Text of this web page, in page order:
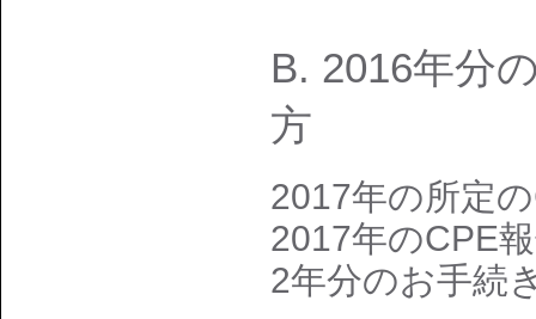
B. 2016年分
方
2017年の所定
2017年のCPE
2年分のお手続